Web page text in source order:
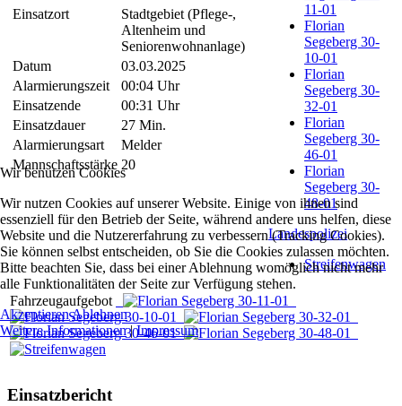
Einsatzort
Stadtgebiet (Pflege-,
Altenheim und
Seniorenwohnanlage)
Datum
03.03.2025
Alarmierungszeit
00:04 Uhr
Einsatzende
00:31 Uhr
Einsatzdauer
27 Min.
Alarmierungsart
Melder
Mannschaftsstärke 20
11-01
Florian
Segeberg 30-
10-01
Florian
Segeberg 30-
32-01
Florian
Segeberg 30-
46-01
Florian
Segeberg 30-
48-01
Landespolizei
Streifenwagen
Fahrzeugaufgebot
Einsatzbericht
Wir benutzen Cookies
Wir nutzen Cookies auf unserer Website. Einige von ihnen sind
essenziell für den Betrieb der Seite, während andere uns helfen, diese
Website und die Nutzererfahrung zu verbessern (Tracking Cookies).
Sie können selbst entscheiden, ob Sie die Cookies zulassen möchten.
Bitte beachten Sie, dass bei einer Ablehnung womöglich nicht mehr
alle Funktionalitäten der Seite zur Verfügung stehen.
Akzeptieren Ablehnen
Weitere Informationen|Impressum